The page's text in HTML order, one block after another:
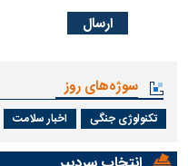
سوژه‌های روز
تکنولوژی جنگی اخبار سلامت